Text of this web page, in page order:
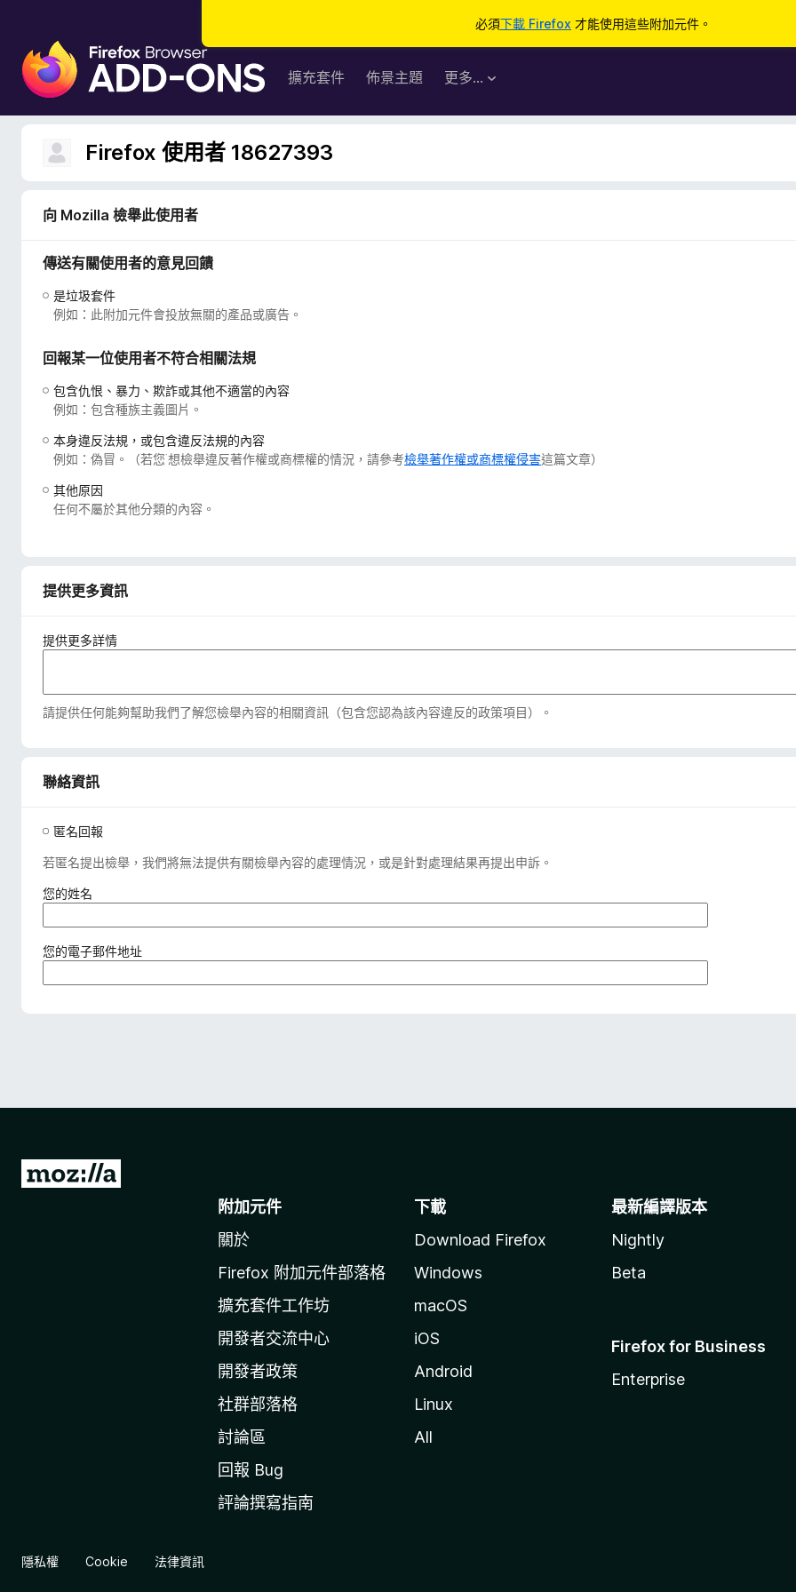
必須下載 Firefox 才能使用這些附加元件。
F
i
e
擴充套件 佈景主題 更多…
Firefox 使用者 18627393
向 Mozilla 檢舉此使用者
傳送有關使用者的意見回饋
是垃圾套件
例如：此附加元件會投放無關的產品或廣告。
回報某一位使用者不符合相關法規
包含仇恨、暴力、欺詐或其他不適當的內容
例如：包含種族主義圖片。
本身違反法規，或包含違反法規的內容
例如：偽冒。（若您˙想檢舉違反著作權或商標權的情況，請參考檢舉著作權或商標權侵害這篇文章）
其他原因
任何不屬於其他分類的內容。
提供更多資訊
提供更多詳情
請提供任何能夠幫助我們了解您檢舉內容的相關資訊（包含您認為該內容違反的政策項目）。
聯絡資訊
匿名回報
若匿名提出檢舉，我們將無法提供有關檢舉內容的處理情況，或是針對處理結果再提出申訴。
您的姓名
填
）
您的電子郵件地址（
填
前
附加元件
關於
Firefox 附加元件部落格
擴充套件工作坊
開發者交流中心
開發者政策
社群部落格
討論區
回報 Bug
評論撰寫指南
下載
Download Firefox
Windows
macOS
iOS
Android
Linux
All
最新編譯版本
Nightly
Beta
Firefox for Business
Enterprise
隱私權 Cookie 法律資訊